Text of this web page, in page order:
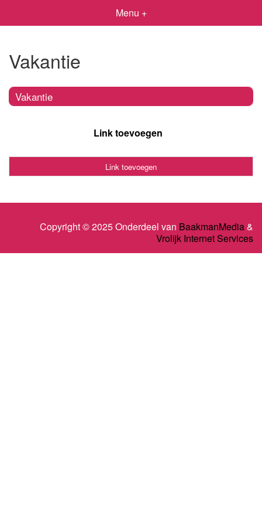
Menu +
Vakantie
Vakantie
Link toevoegen
Link toevoegen
Copyright © 2025 Onderdeel van BaakmanMedia&
Vrolijk Internet Services